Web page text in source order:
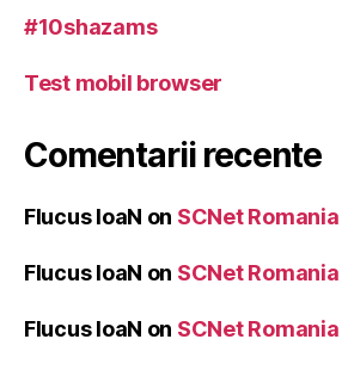
#10shazams
Test mobil browser
Comentarii recente
Flucus IoaN on SCNet
Flucus IoaN on SCNet
Flucus IoaN on SCNet